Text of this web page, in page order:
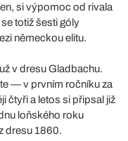
si výpomoc od rivala
totiž šesti góly
německou elitu.
v dresu Gladbachu.
— v prvním ročníku za
čtyři a letos si připsal již
loňského roku
dresu 1860.